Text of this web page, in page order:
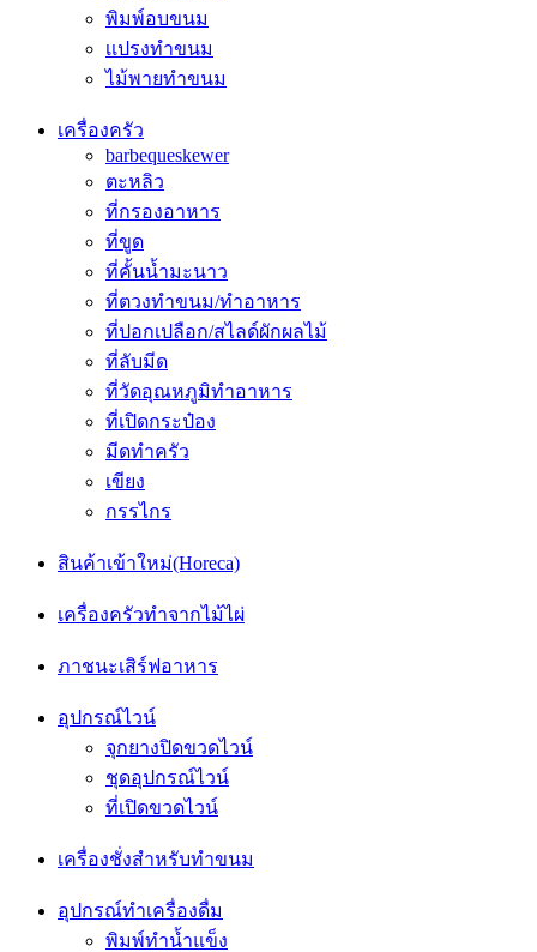
พิมพ์อบขนม
เเปรงทำขนม
ไม้พายทำขนม
เครื่องครัว
barbequeskewer
ตะหลิว
ที่กรองอาหาร
ที่ขูด
ที่คั้นน้ำมะนาว
ที่ตวงทำขนม/ทำอาหาร
ที่ปอกเปลือก/สไลด์ผักผลไม้
ที่ลับมีด
ที่วัดอุณหภูมิทำอาหาร
ที่เปิดกระป๋อง
มีดทำครัว
เขียง
กรรไกร
สินค้าเข้าใหม่(Horeca)
เครื่องครัวทำจากไม้ไผ่
ภาชนะเสิร์ฟอาหาร
อุปกรณ์ไวน์
จุกยางปิดขวดไวน์
ชุดอุปกรณ์ไวน์
ที่เปิดขวดไวน์
เครื่องชั่งสำหรับทำขนม
อุปกรณ์ทำเครื่องดื่ม
พิมพ์ทำน้ำแข็ง